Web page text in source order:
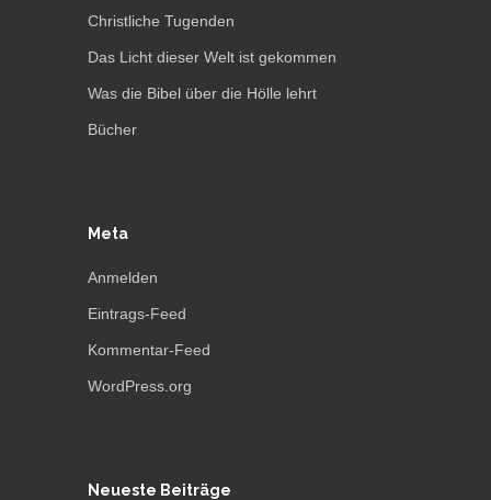
Christliche Tugenden
Das Licht dieser Welt ist gekommen
Was die Bibel über die Hölle lehrt
Bücher
Meta
Anmelden
Eintrags-Feed
Kommentar-Feed
WordPress.org
Neueste Beiträge